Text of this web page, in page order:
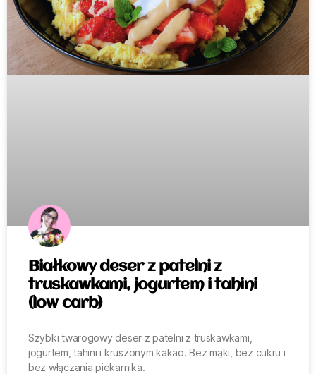
Białkowy deser z patelni z
truskawkami, jogurtem i tahini
(low carb)
Szybki twarogowy deser z patelni z truskawkami,
jogurtem, tahini i kruszonym kakao. Bez mąki, bez cukru i
bez włączania piekarnika.